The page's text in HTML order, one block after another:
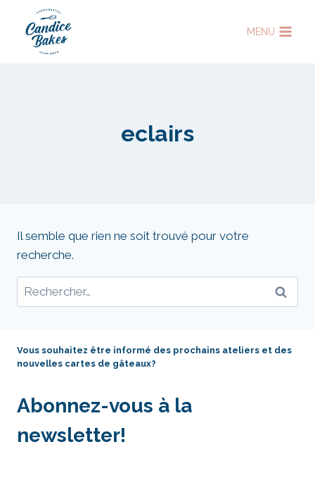
contenu
MENU
eclairs
Il semble que rien ne soit trouvé pour votre
recherche.
Rechercher :
Vous souhaitez être informé des prochains ateliers et des
nouvelles cartes de gâteaux?
Abonnez-vous à la
newsletter!